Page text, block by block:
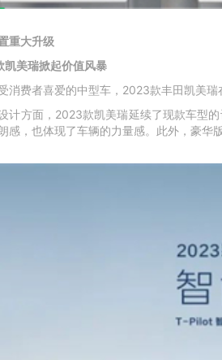
重大升级
美瑞掀起价值风暴
消费者喜爱的中型车，2023款丰田凯美
计方面，2023款凯美瑞延续了现款车型
感，也体现了车辆的力量感。此外，豪华